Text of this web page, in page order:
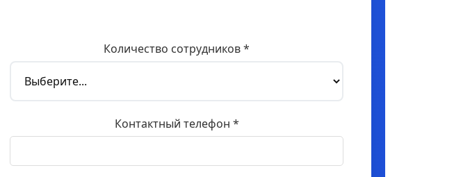
Количество сотрудников *
Контактный телефон *